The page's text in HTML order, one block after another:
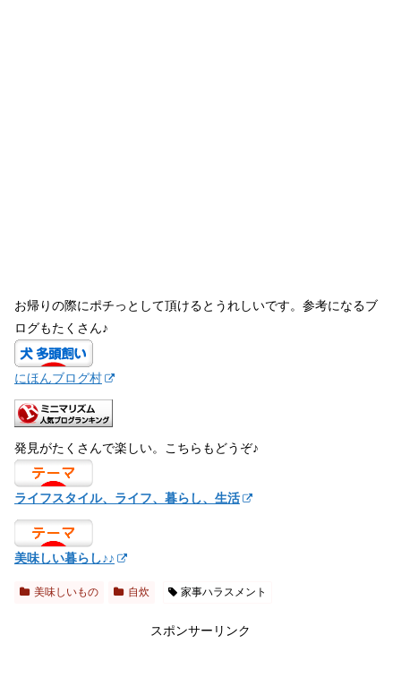
お帰りの際にポチっとして頂けるとうれしいです。参考になるブ
ログもたくさん♪
にほんブログ村
発見がたくさんで楽しい。こちらもどうぞ♪
ライフスタイル、ライフ、暮らし、生活
美味しい暮らし♪♪
美味しいもの 自炊 家事ハラスメント
スポンサーリンク